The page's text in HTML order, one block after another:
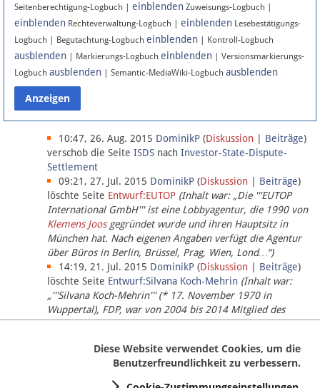
Instagram
Anmelden
Datenschutz
Über Lobbypedia
Impressum
Seitenberechtigung-Logbuch | einblenden Zuweisungs-Logbuch |
einblenden Rechteverwaltung-Logbuch | einblenden Lesebestätigungs-
Logbuch | Begutachtung-Logbuch einblenden | Kontroll-Logbuch
ausblenden | Markierungs-Logbuch einblenden | Versionsmarkierungs-
Logbuch ausblenden | Semantic-MediaWiki-Logbuch ausblenden
10:47, 26. Aug. 2015 DominikP (Diskussion Beiträge)
verschob die Seite ISDS nach Investor-State-Dispute-
Settlement
09:21, 27. Jul. 2015 DominikP (Diskussion Beiträge)
löschte Seite Entwurf:EUTOP (Inhalt war: „Die '''EUTOP
International GmbH''' ist eine Lobbyagentur, die 1990 von
Klemens Joosgegründet wurde und ihren Hauptsitz in
München hat. Nach eigenen Angaben verfügt die Agentur
über Büros in Berlin, Brüssel, Prag, Wien, Lond…“)
14:19, 21. Jul. 2015 DominikP (Diskussion Beiträge)
löschte Seite Entwurf:Silvana Koch-Mehrin (Inhalt war:
„'''Silvana Koch-Mehrin''' (* 17. November 1970 in
Wuppertal), FDP, war von 2004 bis 2014 Mitglied des
Europäischen Parlaments, seit November 2014 ist sie für
Diese Website verwendet Cookies, um die
Benutzerfreundlichkeit zu verbessern.